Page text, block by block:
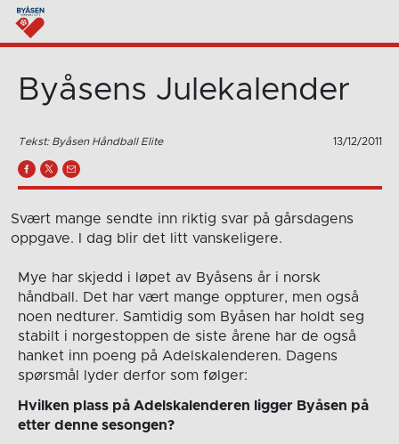
Byåsens Julekalender
Tekst: Byåsen Håndball Elite 13/12/2011
Svært mange sendte inn riktig svar på gårsdagens
oppgave. I dag blir det litt vanskeligere.
Mye har skjedd i løpet av Byåsens år i norsk
håndball. Det har vært mange oppturer, men også
noen nedturer. Samtidig som Byåsen har holdt seg
stabilt i norgestoppen de siste årene har de også
hanket inn poeng på Adelskalenderen. Dagens
spørsmål lyder derfor som følger:
Hvilken plass på Adelskalenderen ligger Byåsen på
etter denne sesongen?